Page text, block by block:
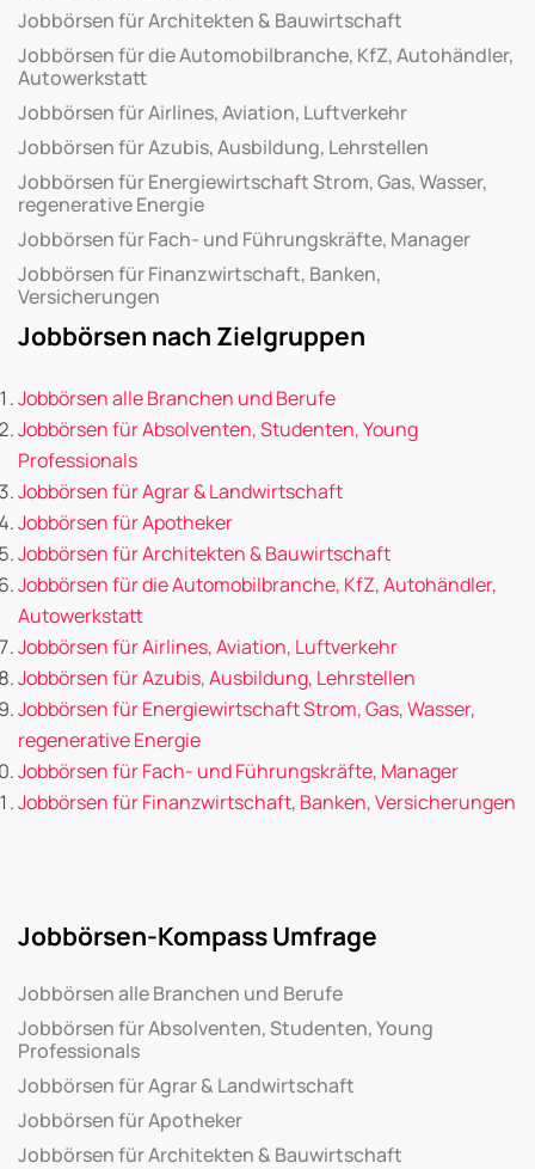
Jobbörsen für Architekten & Bauwirtschaft
Jobbörsen für die Automobilbranche, KfZ, Autohändler,
Autowerkstatt
Jobbörsen für Airlines, Aviation, Luftverkehr
Jobbörsen für Azubis, Ausbildung, Lehrstellen
Jobbörsen für Energiewirtschaft Strom, Gas, Wasser,
regenerative Energie
Jobbörsen für Fach- und Führungskräfte, Manager
Jobbörsen für Finanzwirtschaft, Banken,
Versicherungen
Jobbörsen nach Zielgruppen
Jobbörsen alle Branchen und Berufe
Jobbörsen für Absolventen, Studenten, Young
Professionals
Jobbörsen für Agrar & Landwirtschaft
Jobbörsen für Apotheker
Jobbörsen für Architekten & Bauwirtschaft
Jobbörsen für die Automobilbranche, KfZ, Autohändler,
Autowerkstatt
Jobbörsen für Airlines, Aviation, Luftverkehr
Jobbörsen für Azubis, Ausbildung, Lehrstellen
Jobbörsen für Energiewirtschaft Strom, Gas, Wasser,
regenerative Energie
Jobbörsen für Fach- und Führungskräfte, Manager
Jobbörsen für Finanzwirtschaft, Banken, Versicherungen
Jobbörsen-Kompass Umfrage
Jobbörsen alle Branchen und Berufe
Jobbörsen für Absolventen, Studenten, Young
Professionals
Jobbörsen für Agrar & Landwirtschaft
Jobbörsen für Apotheker
Jobbörsen für Architekten & Bauwirtschaft